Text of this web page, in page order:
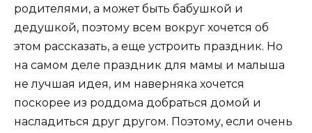
родителями, а может быть бабушкой и
дедушкой, поэтому всем вокруг хочется об
этом рассказать, а еще устроить праздник. Но
на самом деле праздник для мамы и малыша
не лучшая идея, им наверняка хочется
поскорее из роддома добраться домой и
насладиться друг другом. Поэтому, если очень